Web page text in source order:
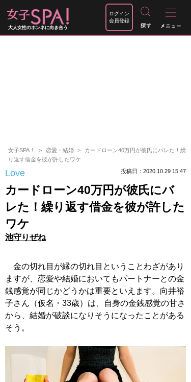
大人女性のホンネに向き合う
ログイン
会員登録
女子SPA！ 恋愛・結婚
カードローン40万円が彼氏にバレた！繰
り返す借金を彼が許したワケ
Love 投稿日：2020.10.29 15:47
カードローン40万円が彼氏にバ
レた！繰り返す借金を彼が許した
ワケ
池守りぜね
金の切れ目が縁の切れ目ということわざがあり
ますが、恋愛や結婚においてもパートナーとの金
銭感覚が同じかどうかは重要といえます。向井裕
子さん（仮名・33歳）は、自身の金銭感覚の甘さ
から、結婚が破談になりそうになったことがある
そう。